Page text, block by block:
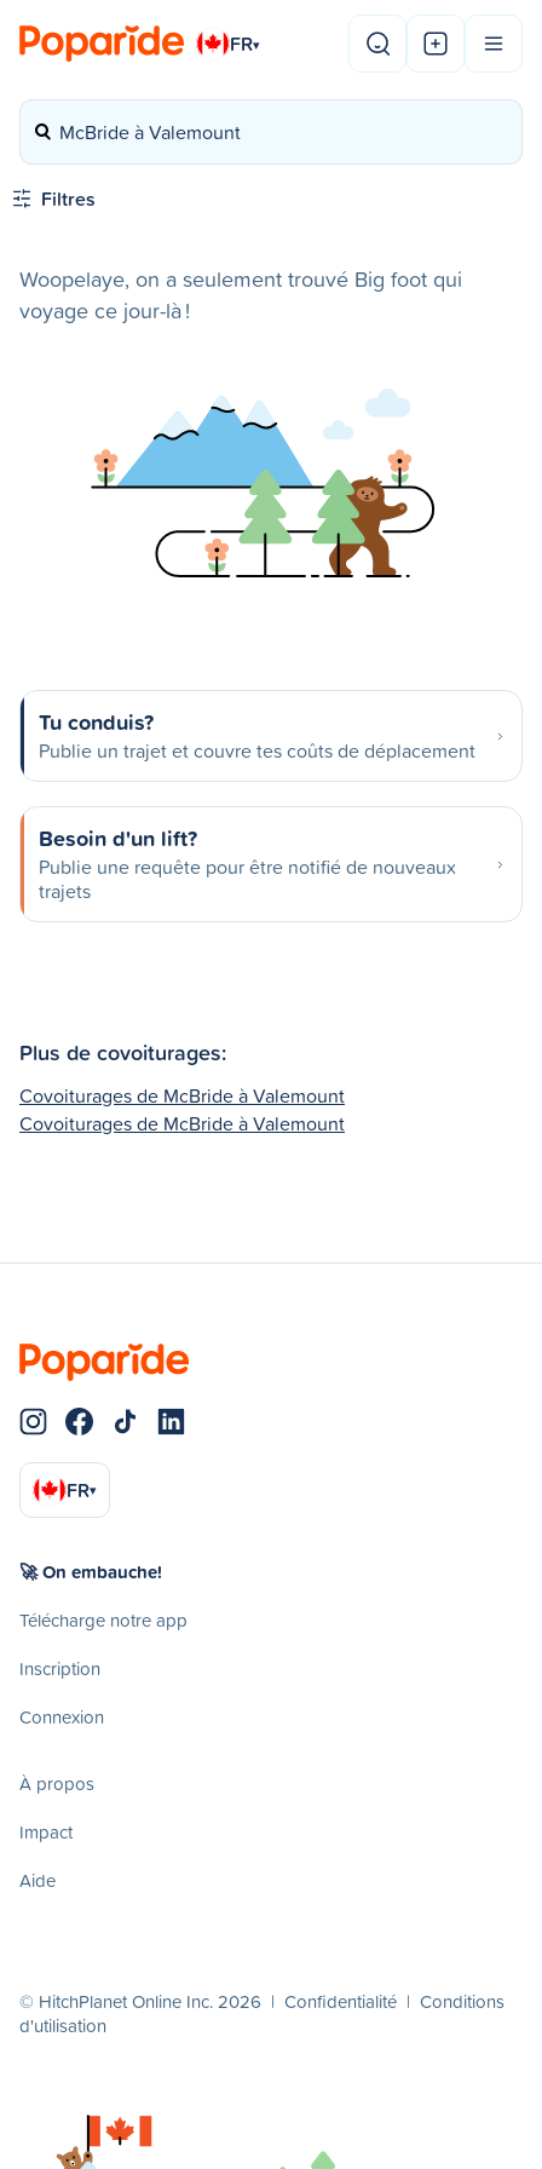
FR▾
McBride à Valemount
Filtres
Woopelaye, on a seulement trouvé Big foot qui
voyage ce jour-là !
Tu conduis?
Publie un trajet et couvre tes coûts de déplacement
Besoin d'un lift?
Publie une requête pour être notifié de nouveaux
trajets
Plus de covoiturages:
Covoiturages de McBride à Valemount
Covoiturages de McBride à Valemount
FR▾
🚀 On embauche!
Télécharge notre app
Inscription
Connexion
À propos
Impact
Aide
© HitchPlanet Online Inc. 2026 | Confidentialité | Conditions
d'utilisation